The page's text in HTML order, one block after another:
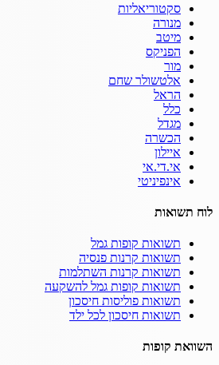
סקטוריאליות
מנורה
מיטב
הפניקס
מור
אלטשולר שחם
הראל
כלל
מגדל
הכשרה
איילון
אי.די.אי
אינפיניטי
לוח תשואות
תשואות קופות גמל
תשואות קרנות פנסיה
תשואות קרנות השתלמות
תשואות קופות גמל להשקעה
תשואות פוליסות חיסכון
תשואות חיסכון לכל ילד
השוואת קופות